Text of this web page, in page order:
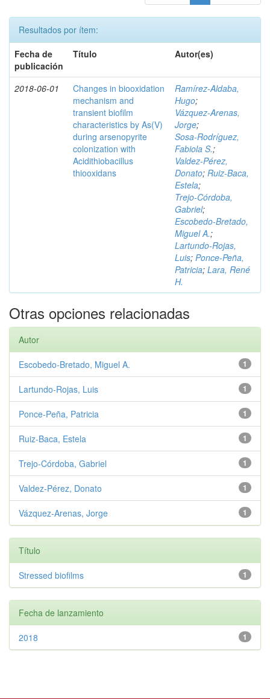
Resultados por ítem:
Fecha de
publicación
Título Autor(es)
2018-06-01
Changes in biooxidation
mechanism and
transient biofilm
characteristics by As(V)
during arsenopyrite
colonization with
Acidithiobacillus
thiooxidans
Ramírez‑Aldaba,
Hugo;
Vázquez‑Arenas,
Jorge;
Sosa‑Rodríguez,
Fabiola S.;
Valdez‑Pérez,
Donato; Ruiz‑Baca,
Estela;
Trejo‑Córdoba,
Gabriel;
Escobedo‑Bretado,
Miguel A.;
Lartundo‑Rojas,
Luis; Ponce‑Peña,
Patricia; Lara, René
H.
Otras opciones relacionadas
Autor
1
Escobedo‑Bretado, Miguel A.
1
Lartundo‑Rojas, Luis
1
Ponce‑Peña, Patricia
1
Ruiz‑Baca, Estela
1
Trejo‑Córdoba, Gabriel
1
Valdez‑Pérez, Donato
1
Vázquez‑Arenas, Jorge
Título
1
Stressed biofilms
Fecha de lanzamiento
1
2018